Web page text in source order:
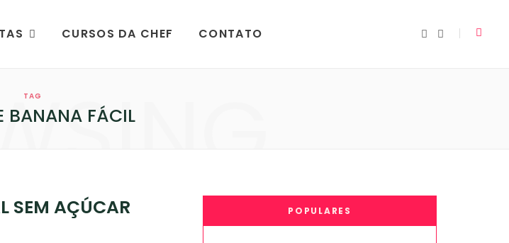
CURSOS DA CHEF CONTATO
TAG
BANANA FÁCIL
SEM AÇÚCAR POPULARES